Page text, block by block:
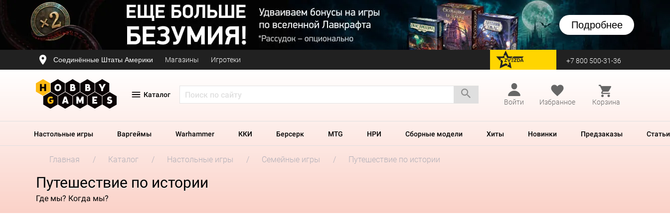
Подробнее
Соединённые Штаты Америки Магазины Игротеки перейти на Zvezda +7 800 500-31-36
Каталог
Войти
Избранное Корзина
Настольные игры Варгеймы Warhammer ККИ Берсерк MTG НРИ Сборные модели Хиты Новинки Предзаказы Статьи
Главная Каталог Настольные игры Семейные игры Путешествие по истории
Путешествие по истории
Где мы? Когда мы?